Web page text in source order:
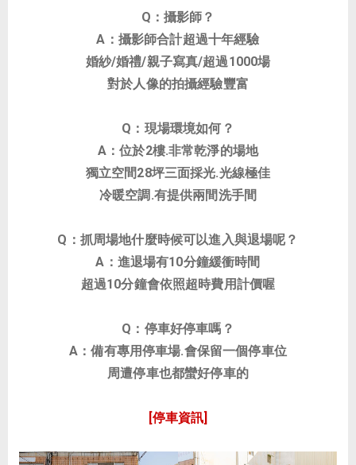
Q：攝影師？
A：攝影師合計超過十年經驗
婚紗/婚禮/親子寫真/超過1000場
對於人像的拍攝經驗豐富
Q：現場環境如何？
A：位於2樓.非常乾淨的場地
獨立空間28坪三面採光.光線極佳
冷暖空調.有提供兩間洗手間
Q：抓周場地什麼時候可以進入與退場呢？
A：進退場有10分鐘緩衝時間
超過10分鐘會依照超時費用計價喔
Q：停車好停車嗎？
A：備有專用停車場.會保留一個停車位
周遭停車也都蠻好停車的
[停車資訊]